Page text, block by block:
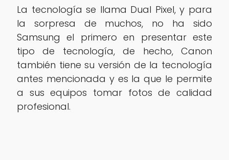
La tecnología se llama Dual Pixel, y para
la sorpresa de muchos, no ha sido
Samsung el primero en presentar este
tipo de tecnología, de hecho, Canon
también tiene su versión de la tecnología
antes mencionada y es la que le permite
a sus equipos tomar fotos de calidad
profesional.